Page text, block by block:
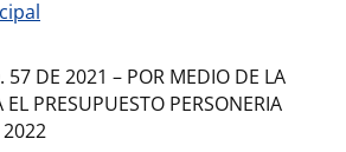
57 DE 2021 – POR MEDIO DE LA
PRESUPUESTO PERSONERIA
2022